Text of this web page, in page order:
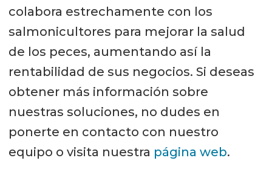
colabora estrechamente con los
salmonicultores para mejorar la salud
de los peces, aumentando así la
rentabilidad de sus negocios. Si deseas
obtener más información sobre
nuestras soluciones, no dudes en
ponerte en contacto con nuestro
equipo o visita nuestra página web.